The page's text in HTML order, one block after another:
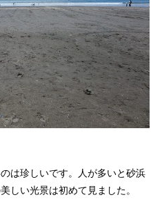
は珍しいです。人が多いと砂浜
しい光景は初めて見ました。